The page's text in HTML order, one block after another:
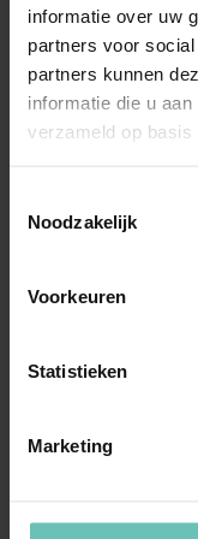
informatie over uw
partners voor
partners kunnen
informatie die u
verzameld op
Noodzakelijk
Voorkeuren
Statistieken
Marketing
Uitspraak Hoge
wegens grove